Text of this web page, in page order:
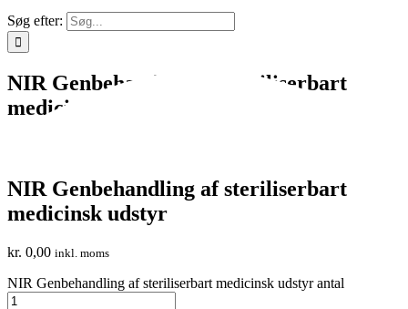
Søg efter:
NIR Genbehandling af steriliserbart
medicinsk udstyr
NIR Genbehandling af steriliserbart
medicinsk udstyr
kr. 0,00 inkl. moms
NIR Genbehandling af steriliserbart medicinsk udstyr antal